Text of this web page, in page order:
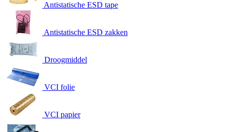
Antistatische ESD tape
Antistatische ESD zakken
Droogmiddel
VCI folie
VCI papier